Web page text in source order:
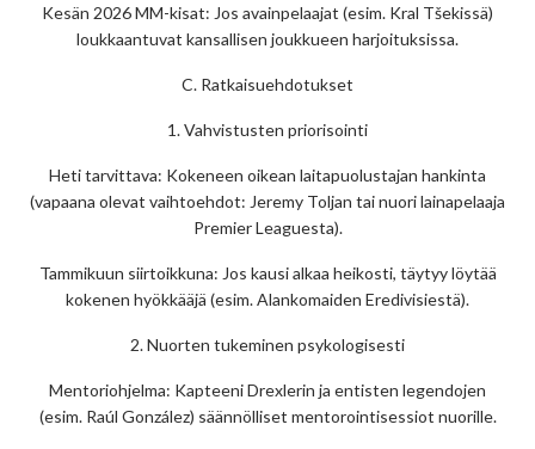
Kesän 2026 MM-kisat: Jos avainpelaajat (esim. Kral Tšekissä)
loukkaantuvat kansallisen joukkueen harjoituksissa.
C. Ratkaisuehdotukset
1. Vahvistusten priorisointi
Heti tarvittava: Kokeneen oikean laitapuolustajan hankinta
(vapaana olevat vaihtoehdot: Jeremy Toljan tai nuori lainapelaaja
Premier Leaguesta).
Tammikuun siirtoikkuna: Jos kausi alkaa heikosti, täytyy löytää
kokenen hyökkääjä (esim. Alankomaiden Eredivisiestä).
2. Nuorten tukeminen psykologisesti
Mentoriohjelma: Kapteeni Drexlerin ja entisten legendojen
(esim. Raúl González) säännölliset mentorointisessiot nuorille.